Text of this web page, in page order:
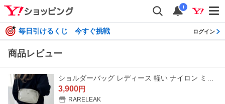
i
毎日引けるくじ 今すぐ挑戦 ログイン
商品レビュー
3,900円
RARELEAK